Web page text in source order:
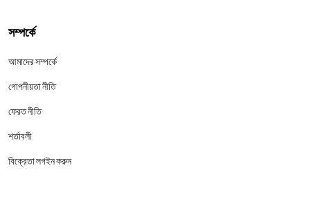
সম্পর্কে
আমাদের সম্পর্কে
গোপনীয়তা নীতি
ফেরত নীতি
শর্তাবলী
বিক্রেতা লগইন করুন